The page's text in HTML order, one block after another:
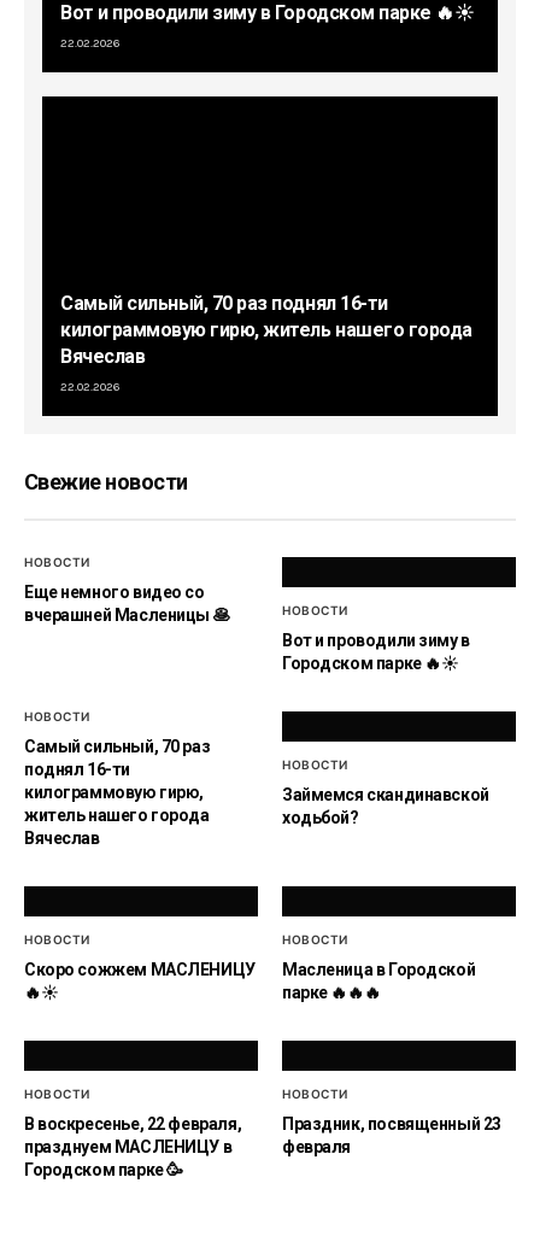
Вот и проводили зиму в Городском парке 🔥☀️
22.02.2026
Самый сильный, 70 раз поднял 16-ти
килограммовую гирю, житель нашего города
Вячеслав
22.02.2026
Свежие новости
НОВОСТИ
Еще немного видео со
вчерашней Масленицы 🥞
НОВОСТИ
Вот и проводили зиму в
Городском парке 🔥☀️
НОВОСТИ
Самый сильный, 70 раз
поднял 16-ти
килограммовую гирю,
житель нашего города
Вячеслав
НОВОСТИ
Займемся скандинавской
ходьбой?
НОВОСТИ
Скоро сожжем МАСЛЕНИЦУ
🔥☀️
НОВОСТИ
Масленица в Городской
парке 🔥🔥🔥
НОВОСТИ
В воскресенье, 22 февраля,
празднуем МАСЛЕНИЦУ в
Городском парке 🥳
НОВОСТИ
Праздник, посвященный 23
февраля